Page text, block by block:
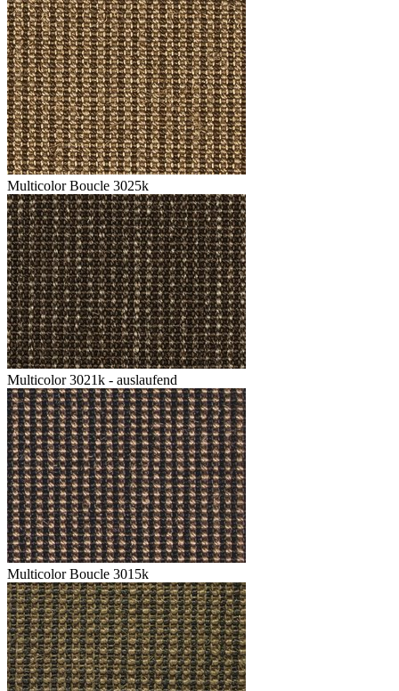
Multicolor Boucle 3025k
Multicolor 3021k - auslaufend
Multicolor Boucle 3015k